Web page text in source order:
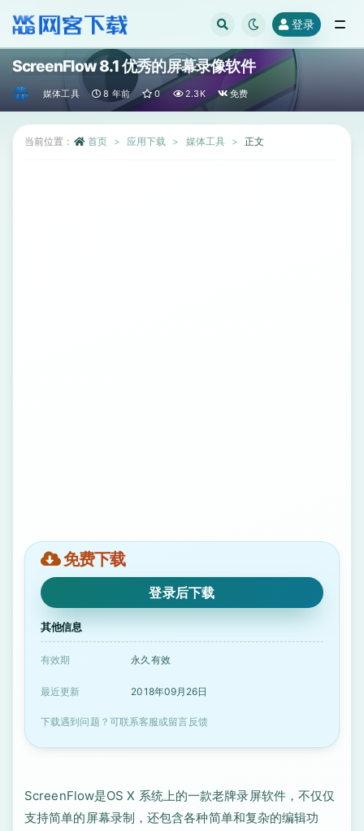
登录
ScreenFlow 8.1 优秀的屏幕录像软件
媒体工具 8 年前 0 2.3K 免费
当前位置： 首页 应用下载 媒体工具 正文
免费下载
登录后下载
其他信息
有效期 永久有效
最近更新 2018年09月26日
下载遇到问题？可联系客服或留言反馈
ScreenFlow是OS X 系统上的一款老牌录屏软件，不仅仅
支持简单的屏幕录制，还包含各种简单和复杂的编辑功
全部